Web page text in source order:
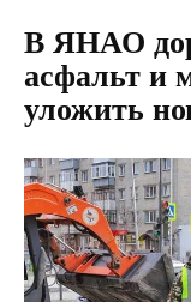
В ЯНАО
асфальт и
уложить